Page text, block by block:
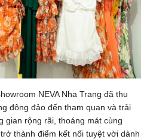
NEVA Nha Trang đã thu
đông đảo đến tham quan và trải
gian rộng rãi, thoáng mát cùng
thành điểm kết nối tuyệt vời dành